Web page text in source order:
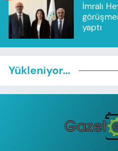
İmralı
yaptı
Yükleniyor...